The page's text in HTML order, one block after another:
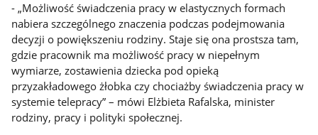
- „Możliwość świadczenia pracy w elastycznych formach
nabiera szczególnego znaczenia podczas podejmowania
decyzji o powiększeniu rodziny. Staje się ona prostsza tam,
gdzie pracownik ma możliwość pracy w niepełnym
wymiarze, zostawienia dziecka pod opieką
przyzakładowego żłobka czy chociażby świadczenia pracy w
systemie telepracy” – mówi Elżbieta Rafalska, minister
rodziny, pracy i polityki społecznej.